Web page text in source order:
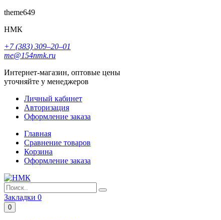
theme649
НМК
+7 (383) 309‒20‒01
me@154nmk.ru
Интернет-магазин, оптовые цены
уточняйте у менеджеров
Личный кабинет
Авторизация
Оформление заказа
Главная
Сравнение товаров
Корзина
Оформление заказа
Закладки 0
0